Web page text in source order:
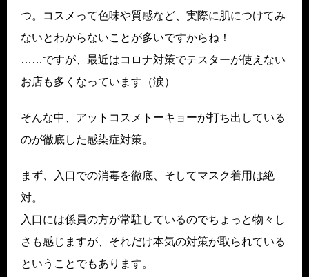
つ。コスメって色味や質感など、実際に肌につけてみ
ないとわからないことが多いですからね！
……ですが、最近はコロナ対策でテスターが使えない
お店も多くなっています（涙）
そんな中、アットコスメトーキョーが打ち出している
のが徹底した感染症対策。
まず、入口での消毒を徹底、そしてマスク着用は絶
対。
入口には係員の方が常駐しているのでちょっと物々し
さも感じますが、それだけ本気の対策が取られている
ということでもあります。